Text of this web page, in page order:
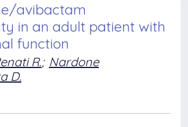
avibactam
in an adult patient with
function
R.; Nardone
D.